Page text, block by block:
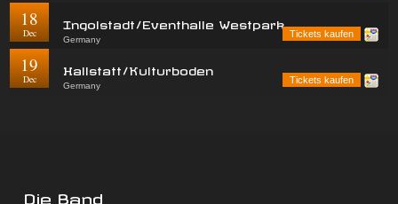
18
Dec
Ingolstadt/Eventhalle Westpark
Germany
Tickets kaufen
19
Dec
Hallstatt/Kulturboden
Germany
Tickets kaufen
Die Band